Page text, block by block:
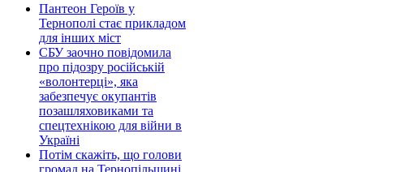
Пантеон Героїв у
Тернополі стає прикладом
для інших міст
СБУ заочно повідомила
про підозру російській
«волонтерці», яка
забезпечує окупантів
позашляховиками та
спецтехнікою для війни в
Україні
Потім скажіть, що голови
громад на Тернопільщині